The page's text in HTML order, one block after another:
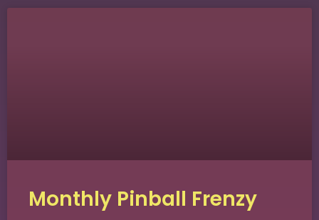
Monthly Pinball Frenzy